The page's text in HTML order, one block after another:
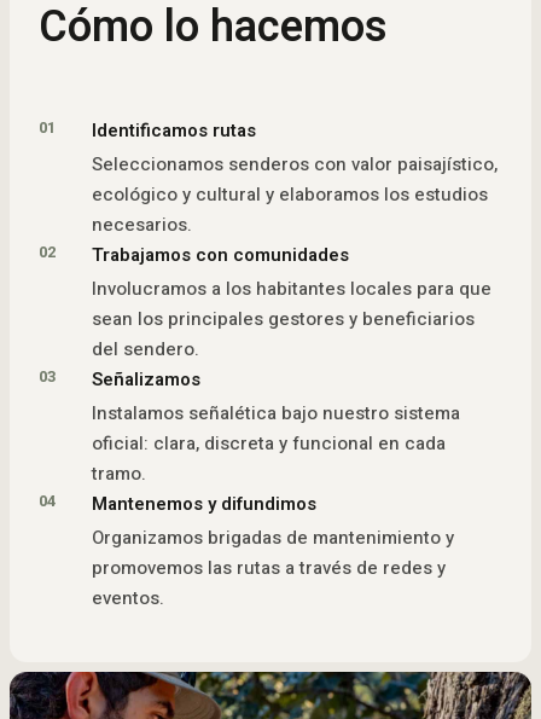
Cómo lo hacemos
01
Identificamos rutas
Seleccionamos senderos con valor paisajístico,
ecológico y cultural y elaboramos los estudios
necesarios.
02
Trabajamos con comunidades
Involucramos a los habitantes locales para que
sean los principales gestores y beneficiarios
del sendero.
03
Señalizamos
Instalamos señalética bajo nuestro sistema
oficial: clara, discreta y funcional en cada
tramo.
04
Mantenemos y difundimos
Organizamos brigadas de mantenimiento y
promovemos las rutas a través de redes y
eventos.